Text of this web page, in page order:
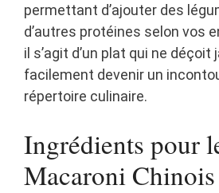
permettant d’ajouter des
d’autres protéines selon vos
il s’agit d’un plat qui ne
facilement devenir un
répertoire culinaire.
Ingrédients pour
Macaroni